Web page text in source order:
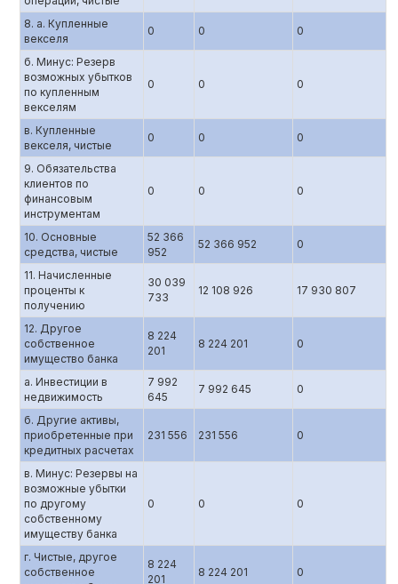
8. а. Купленные
векселя
0 0 0
б. Минус: Резерв
возможных убытков
по купленным
векселям
0 0 0
в. Купленные
векселя, чистые
0 0 0
9. Обязательства
клиентов по
финансовым
инструментам
0 0 0
10. Основные
средства, чистые
52 366
952
52 366 952 0
11. Начисленные
проценты к
получению
30 039
733
12 108 926 17 930 807
12. Другое
собственное
имущество банка
8 224
201
8 224 201 0
а. Инвестиции в
недвижимость
7 992
645
7 992 645 0
б. Другие активы,
приобретенные при
кредитных расчетах
231 556 231 556 0
в. Минус: Резервы на
возможные убытки
по другому
собственному
имуществу банка
0 0 0
г. Чистые, другое
собственное
8 224
201
8 224 201 0